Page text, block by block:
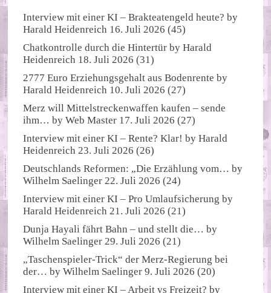
Interview mit einer KI – Brakteatengeld heute? by
Harald Heidenreich 16. Juli 2026 (45)
Chatkontrolle durch die Hintertür byHarald
Heidenreich 18. Juli 2026 (31)
2777 Euro Erziehungsgehalt aus Bodenrente by
Harald Heidenreich 10. Juli 2026 (27)
Merz will Mittelstreckenwaffen kaufen – sende
ihm… byWeb Master 17. Juli 2026 (27)
Interview mit einer KI – Rente? Klar! byHarald
Heidenreich 23. Juli 2026 (26)
Deutschlands Reformen: „Die Erzählung vom… by
Wilhelm Saelinger 22. Juli 2026 (24)
Interview mit einer KI – Pro Umlaufsicherung by
Harald Heidenreich 21. Juli 2026 (21)
Dunja Hayali fährt Bahn – und stellt die… by
Wilhelm Saelinger 29. Juli 2026 (21)
„Taschenspieler-Trick“ der Merz-Regierung bei
der… byWilhelm Saelinger 9. Juli 2026 (20)
Interview mit einer KI – Arbeit vs Freizeit? by